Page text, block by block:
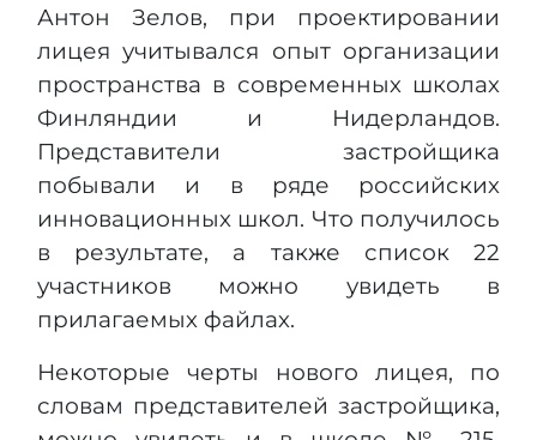
Антон Зелов, при проектировании
лицея учитывался опыт организации
пространства в современных школах
Финляндии и Нидерландов.
Представители застройщика
побывали и в ряде российских
инновационных школ. Что получилось
в результате, а также список 22
участников можно увидеть в
прилагаемых файлах.
Некоторые черты нового лицея, по
словам представителей застройщика,